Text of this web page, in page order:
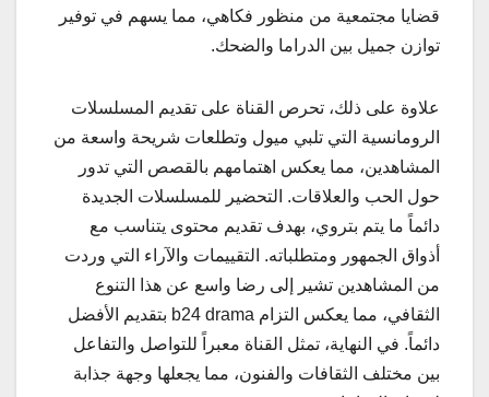
قضايا مجتمعية من منظور فكاهي، مما يسهم في توفير
توازن جميل بين الدراما والضحك.
علاوة على ذلك، تحرص القناة على تقديم المسلسلات
الرومانسية التي تلبي ميول وتطلعات شريحة واسعة من
المشاهدين، مما يعكس اهتمامهم بالقصص التي تدور
حول الحب والعلاقات. التحضير للمسلسلات الجديدة
دائماً ما يتم بتروي، بهدف تقديم محتوى يتناسب مع
أذواق الجمهور ومتطلباته. التقييمات والآراء التي وردت
من المشاهدين تشير إلى رضا واسع عن هذا التنوع
الثقافي، مما يعكس التزام b24 drama بتقديم الأفضل
دائماً. في النهاية، تمثل القناة معبراً للتواصل والتفاعل
بين مختلف الثقافات والفنون، مما يجعلها وجهة جذابة